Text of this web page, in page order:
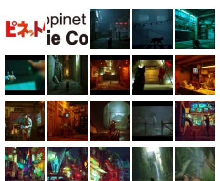
女性向け
アプリレビュー
その他
電ファミニコゲーマーとは？
運営：株式会社マレ